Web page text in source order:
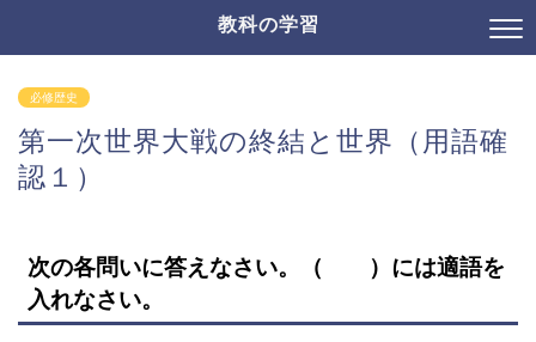
教科の学習
必修歴史
第一次世界大戦の終結と世界（用語確
認１）
次の各問いに答えなさい。（ ）には適語を
入れなさい。